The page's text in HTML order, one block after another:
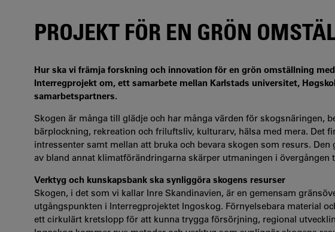
PROJEKT FÖR EN GRÖN
Hur ska vi främja forskning och innovation för en grön omställning
Interregprojekt om, ett samarbete mellan Karlstads universitet,
samarbetspartners.
Skogen är många till glädje och har många värden för skogsnäringen,
bärplockning, rekreation och friluftsliv, kulturarv, hälsa med mera. Det
intressenter samt mellan att bruka och bevara skogen som resurs.
av bland annat klimatförändringarna skärper utmaningen i
Verktyg och kunskapsbank ska synliggöra skogens resurser
Skogen, i det som vi kallar Inre Skandinavien, är en gemensam
utgångspunkten i Interregprojektet Ingoskog. Förnyelsebara material
ett cirkulärt kretslopp för att kunna trygga försörjning, regional